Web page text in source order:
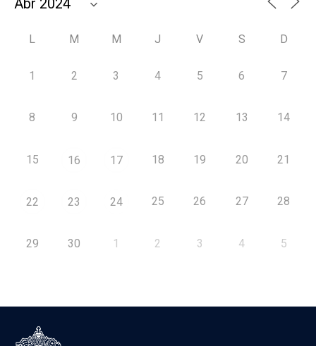
L M M J V S D
1 2 3 4 5 6 7
8 9 10 11 12 13 14
15 16 17 18 19 20 21
22 23 24 25 26 27 28
29 30 1 2 3 4 5